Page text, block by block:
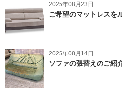
2025年08月23日
ご希望のマットレスを
2025年08月14日
ソファの張替えのご紹